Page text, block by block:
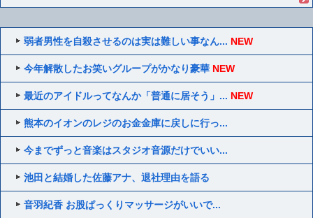
弱者男性を自殺させるのは実は難しい事なん... NEW
今年解散したお笑いグループがかなり豪華 NEW
最近のアイドルってなんか「普通に居そう」... NEW
熊本のイオンのレジのお金金庫に戻しに行っ...
今までずっと音楽はスタジオ音源だけでいい...
池田と結婚した佐藤アナ、退社理由を語る
音羽紀香 お股ぱっくりマッサージがいいで...